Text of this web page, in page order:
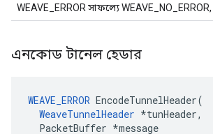
WEAVE_ERROR সাফল্যে
এনকোড টানেল হেডার
WEAVE_ERROR EncodeTunnelHeader(
WeaveTunnelHeader *tunHeader,
  PacketBuffer *message